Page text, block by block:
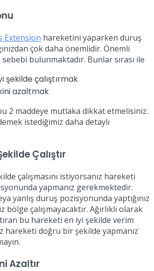
Extension hareketini yaparken duruş
çok daha önemlidir. Önemli
sebebi bulunmaktadır. Bunlar sırası ile
şekilde çalıştırmak
azaltmak
2 maddeye mutlaka dikkat etmelisiniz.
istediğimiz daha detaylı
Çalıştır
çalışmasını istiyorsanız hareketi
yapmanız gerekmektedir.
yanlış duruş pozisyonunda yaptığınız
çalışmayacaktır. Ağırlıklı olarak
bu hareketi en iyi şekilde verim
hareketi doğru bir şekilde yapmanız
Azaltır